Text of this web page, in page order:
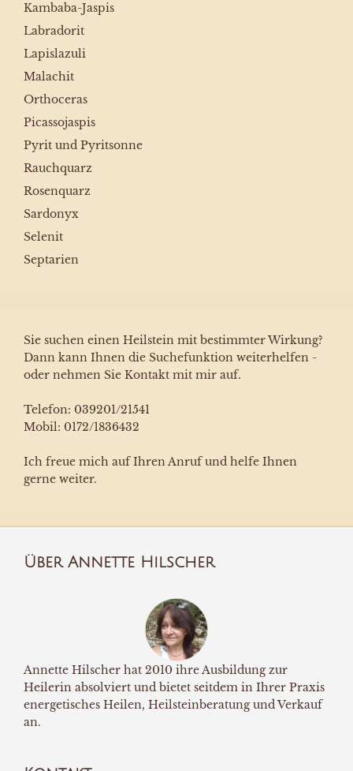
Kambaba-Jaspis
Labradorit
Lapislazuli
Malachit
Orthoceras
Picassojaspis
Pyrit und Pyritsonne
Rauchquarz
Rosenquarz
Sardonyx
Selenit
Septarien
Sie suchen einen Heilstein mit bestimmter Wirkung?
Dann kann Ihnen die Suchefunktion weiterhelfen -
oder nehmen Sie Kontakt mit mir auf.
Telefon: 039201/21541
Mobil: 0172/1836432
Ich freue mich auf Ihren Anruf und helfe Ihnen
gerne weiter.
Über Annette Hilscher
Annette Hilscher hat 2010 ihre Ausbildung zur
Heilerin absolviert und bietet seitdem in Ihrer Praxis
energetisches Heilen, Heilsteinberatung und Verkauf
an.